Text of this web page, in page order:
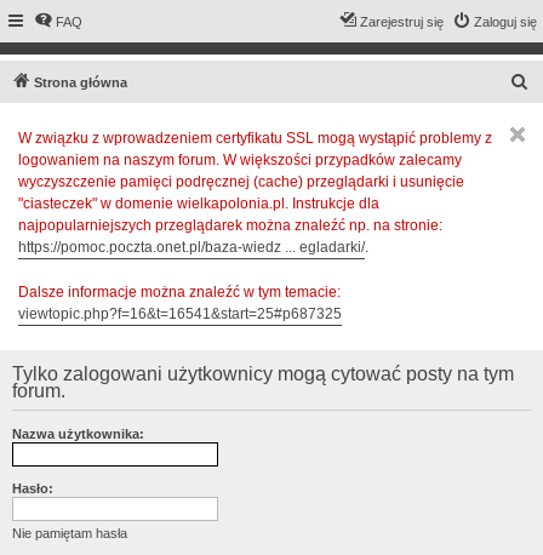
FAQ Zaloguj się
Zarejestruj się
Strona główna
W związku z wprowadzeniem certyfikatu SSL mogą wystąpić problemy z
logowaniem na naszym forum. W większości przypadków zalecamy
wyczyszczenie pamięci podręcznej (cache) przeglądarki i usunięcie
"ciasteczek" w domenie wielkapolonia.pl. Instrukcje dla
najpopularniejszych przeglądarek można znaleźć np. na stronie:
https://pomoc.poczta.onet.pl/baza-wiedz ... egladarki/.
Dalsze informacje można znaleźć w tym temacie:
viewtopic.php?f=16&t=16541&start=25#p687325
Tylko zalogowani użytkownicy mogą cytować posty na tym
forum.
Nazwa użytkownika:
Hasło:
Nie pamiętam hasła